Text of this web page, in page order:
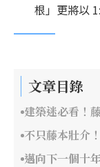
根」更將以
文章目錄
建築迷必看！
不只藤本壯介
邁向下一個十